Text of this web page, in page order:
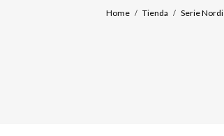
Home / Tienda / Serie Nordi